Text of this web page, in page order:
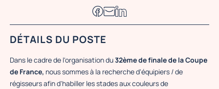
DÉTAILS DU POSTE
Dans le cadre de l'organisation du32ème de finale de la Coupe
de France, nous sommes à la recherche d'équipiers / de
régisseurs afin d'habiller les stades aux couleurs de